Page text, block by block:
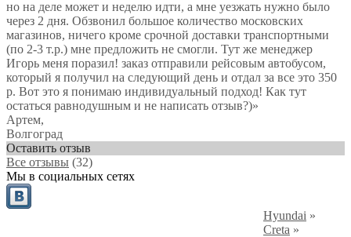
но на деле может и неделю идти, а мне уезжать нужно было
через 2 дня. Обзвонил большое количество московских
магазинов, ничего кроме срочной доставки транспортными
(по 2-3 т.р.) мне предложить не смогли. Тут же менеджер
Игорь меня поразил! заказ отправили рейсовым автобусом,
который я получил на следующий день и отдал за все это 350
р. Вот это я понимаю индивидуальный подход! Как тут
остаться равнодушным и не написать отзыв?)»
Артем,
Волгоград
Оставить отзыв
Все отзывы (32)
Мы в социальных сетях
Hyundai »
Creta »